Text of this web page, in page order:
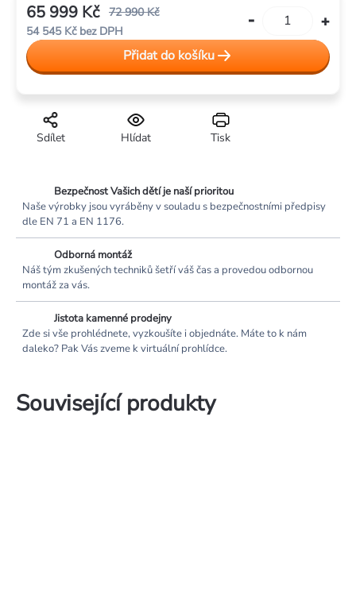
Tisk
Hlídat
Sdílet
72 990 Kč
65 999 Kč
54 545 Kč bez DPH
Měrná
cena:
Přidat do košíku
Bezpečnost Vašich dětí je naší prioritou
Naše výrobky jsou vyráběny v souladu s bezpečnostními předpisy
dle EN 71 a EN 1176.
Odborná montáž
Náš tým zkušených techniků šetří váš čas a provedou odbornou
montáž za vás.
Jistota kamenné prodejny
Zde si vše prohlédnete, vyzkoušíte i objednáte. Máte to k nám
daleko? Pak Vás zveme k virtuální prohlídce.
Související produkty